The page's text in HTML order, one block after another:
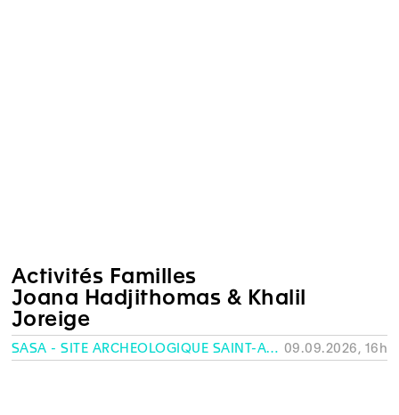
Activités Familles
Joana Hadjithomas & Khalil
Joreige
SASA - SITE ARCHÉOLOGIQUE SAINT-ANTOINE, GENÈVE 09.09.2026, 16h